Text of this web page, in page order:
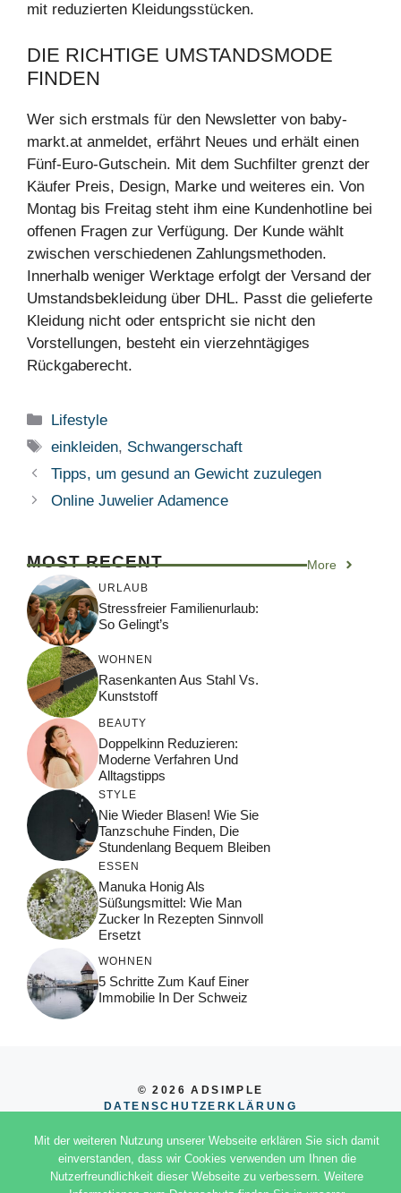
mit reduzierten Kleidungsstücken.
DIE RICHTIGE UMSTANDSMODE
FINDEN
Wer sich erstmals für den Newsletter von baby-
markt.at anmeldet, erfährt Neues und erhält einen
Fünf-Euro-Gutschein. Mit dem Suchfilter grenzt der
Käufer Preis, Design, Marke und weiteres ein. Von
Montag bis Freitag steht ihm eine Kundenhotline bei
offenen Fragen zur Verfügung. Der Kunde wählt
zwischen verschiedenen Zahlungsmethoden.
Innerhalb weniger Werktage erfolgt der Versand der
Umstandsbekleidung über DHL. Passt die gelieferte
Kleidung nicht oder entspricht sie nicht den
Vorstellungen, besteht ein vierzehntägiges
Rückgaberecht.
Kategorien
Lifestyle
Schlagwörter
einkleiden, Schwangerschaft
Tipps, um gesund an Gewicht zuzulegen
Online Juwelier Adamence
MOST RECENT More
URLAUB
Stressfreier Familienurlaub:
So Gelingt’s
WOHNEN
Rasenkanten Aus Stahl Vs.
Kunststoff
BEAUTY
Doppelkinn Reduzieren:
Moderne Verfahren Und
Alltagstipps
STYLE
Nie Wieder Blasen! Wie Sie
Tanzschuhe Finden, Die
Stundenlang Bequem Bleiben
ESSEN
Manuka Honig Als
Süßungsmittel: Wie Man
Zucker In Rezepten Sinnvoll
Ersetzt
WOHNEN
5 Schritte Zum Kauf Einer
Immobilie In Der Schweiz
© 2026 ADSIMPLE
DATENSCHUTZERKLÄRUNG
Mit der weiteren Nutzung unserer Webseite erklären Sie sich damit
einverstanden, dass wir Cookies verwenden um Ihnen die
Nutzerfreundlichkeit dieser Webseite zu verbessern. Weitere